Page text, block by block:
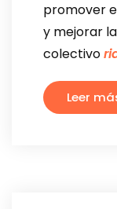
promover
y mejorar
colectivo
Leer